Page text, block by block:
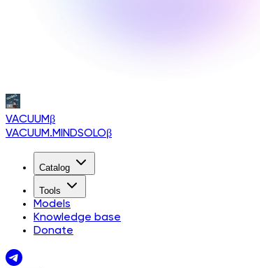
VACUUMβ
VACUUM.MINDSOLOβ
Catalog
Tools
Models
Knowledge base
Donate